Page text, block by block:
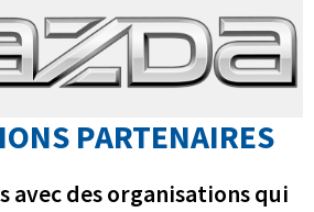
PARTENAIRES
avec des organisations qui